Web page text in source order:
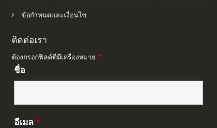
ข้อกำหนดและเงื่อนไข
ติดต่อเรา
ต้องกรอกฟิลด์ที่มีเครื่องหมาย *
ชื่อ
อีเมล *